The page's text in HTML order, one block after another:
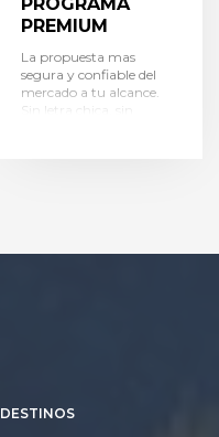
PROGRAMA
PREMIUM
La propuesta mas
segura y confiable del
mercado a tu alcance.
Sin letra chica, sin
papas!!
DESTINOS